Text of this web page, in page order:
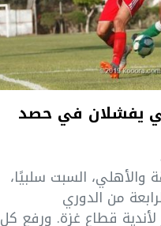
يفشلان في حصد
والأهلي، السبت سلبيًا،
من الدوري
قطاع غزة. ورفع كل